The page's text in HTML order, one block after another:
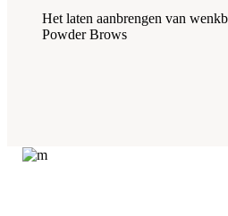
Het laten aanbrengen van
Powder Brows